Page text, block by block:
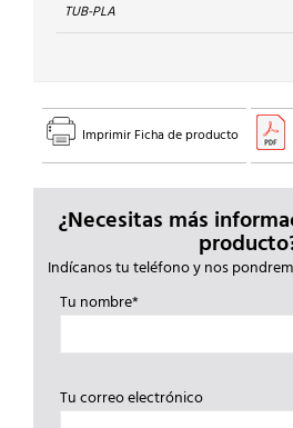
TUB-PLA
Imprimir Ficha de producto
¿Necesitas más
Indícanos tu teléfono y nos
Tu nombre*
Tu correo electrónico